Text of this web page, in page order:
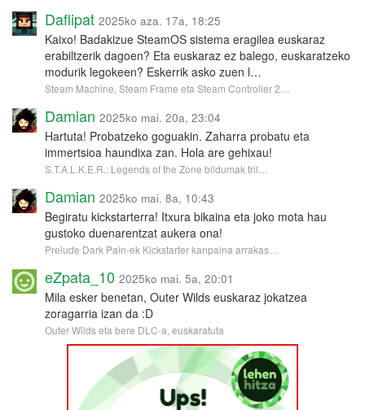
Daflipat 2025ko aza. 17a, 18:25
Kaixo! Badakizue SteamOS sistema eragilea euskaraz
erabiltzerik dagoen? Eta euskaraz ez balego, euskaratzeko
modurik legokeen? Eskerrik asko zuen l…
Steam Machine, Steam Frame eta Steam Controller 2…
Damian 2025ko mai. 20a, 23:04
Hartuta! Probatzeko goguakin. Zaharra probatu eta
immertsioa haundixa zan. Hola are gehixau!
S.T.A.L.K.E.R.: Legends of the Zone bildumak tril…
Damian 2025ko mai. 8a, 10:43
Begiratu kickstarterra! Itxura bikaina eta joko mota hau
gustoko duenarentzat aukera ona!
Prelude Dark Pain-ek Kickstarter kanpaina arrakas…
eZpata_10 2025ko mai. 5a, 20:01
Mila esker benetan, Outer Wilds euskaraz jokatzea
zoragarria izan da :D
Outer Wilds eta bere DLC-a, euskaratuta